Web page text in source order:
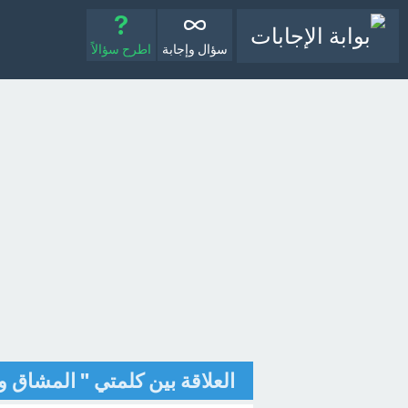
سؤال وإجابة اطرح سؤالاً
العلاقة بين كلمتي "